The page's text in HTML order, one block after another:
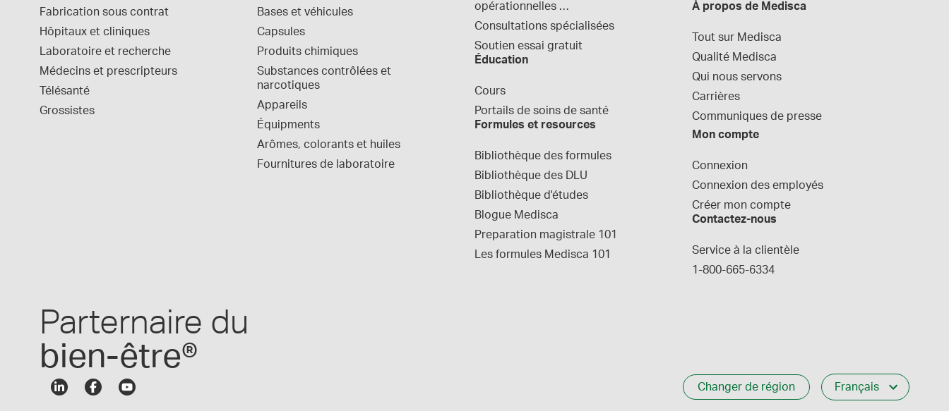
Fabrication sous contrat
Hôpitaux et cliniques
Laboratoire et recherche
Médecins et prescripteurs
Télésanté
Grossistes
Bases et véhicules
Capsules
Produits chimiques
Substances contrôlées et
narcotiques
Appareils
Équipments
Arômes, colorants et huiles
Fournitures de laboratoire
opérationnelles
normalisées
Consultations spécialisées
Soutien essai gratuit
Éducation
Cours
Portails de soins de santé
Formules et resources
Bibliothèque des formules
Bibliothèque des DLU
Bibliothèque d'études
Blogue Medisca
Preparation magistrale 101
Les formules Medisca 101
À propos de Medisca
Tout sur Medisca
Qualité Medisca
Qui nous servons
Carrières
Communiques de presse
Mon compte
Connexion
Connexion des employés
Créer mon compte
Contactez-nous
Service à la clientèle
1-800-665-6334
Parternaire du
bien-être®
Changer de région Français